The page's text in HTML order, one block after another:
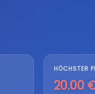
HÖCHSTER
20.00